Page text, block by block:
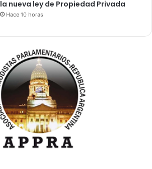
la nueva ley de Propiedad Privada
Hace 10 horas